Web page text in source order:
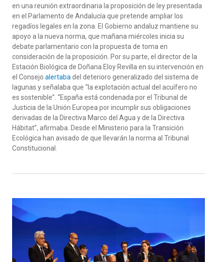
en una reunión extraordinaria la proposición de leypresentada
en el Parlamento de Andalucía que pretende ampliar los
regadíos legales en la zona El Gobierno andaluz mantiene su
apoyo a la nueva norma, que mañana miércoles inicia su
debate parlamentario con la propuesta de toma en
consideración de la proposición . Por su parte, el director de la
Estación Biológica de Doñana Eloy Revilla en su intervención en
el Consejo alertaba del deterioro generalizado del sistema de
lagunas y señalaba que “la explotación actual del acuífero no
es sostenible” “España está condenada por el Tribunal de
Justicia de la Unión Europea por incumplir sus obligaciones
derivadas de la Directiva Marco del Agua y de la Directiva
Hábitat”, afirmaba Desde el Ministerio para la Transición
Ecológica han avisado de que llevarán la norma al Tribunal
Constitucional